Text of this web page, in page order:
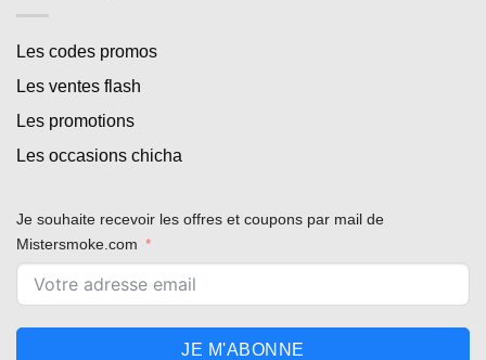
Les codes promos
Les ventes flash
Les promotions
Les occasions chicha
Je souhaite recevoir les offres et coupons par mail de
Mistersmoke.com
JE M'ABONNE